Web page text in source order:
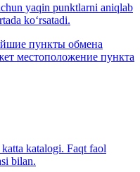
yaqin punktlarni aniqlab
ko‘rsatadi.
пункты обмена
местоположение пункта
katalogi. Faqt faol
bilan.